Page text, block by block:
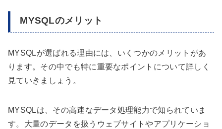
MYSQLのメリット
MYSQLが選ばれる理由には、いくつかのメリットがあ
ります。その中でも特に重要なポイントについて詳しく
見ていきましょう。
MYSQLは、その高速なデータ処理能力で知られていま
す。大量のデータを扱うウェブサイトやアプリケーショ